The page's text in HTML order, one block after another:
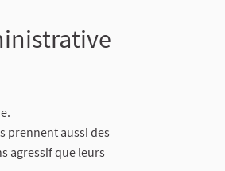
prennent aussi des
agressif que leurs